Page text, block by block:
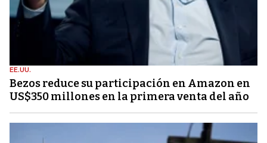
EE.UU.
Bezos reduce su participación en Amazon en
US$350 millones en la primera venta del año